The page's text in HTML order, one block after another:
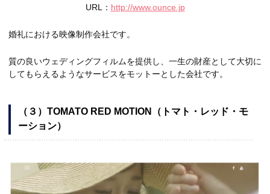
URL： http://www.ounce.jp
婚礼における映像制作会社です。
質の良いウェディングフィルムを提供し、一生の財産として大切に
してもらえるようなサービスをモットーとした会社です。
（３）TOMATO RED MOTION（トマト・レッド・モ
ーション）